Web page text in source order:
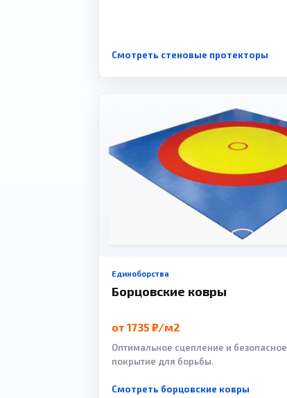
Смотреть стеновые протекторы
Единоборства
Борцовские ковры
от 1735 ₽/м2
Оптимальное сцепление и безопасное
покрытие для борьбы.
Смотреть борцовские ковры